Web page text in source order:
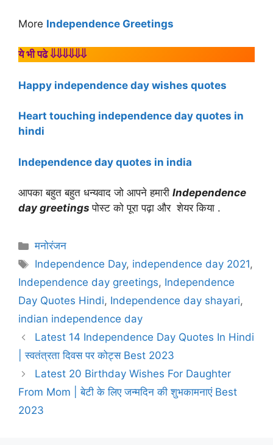
More Independence Greetings
ये भी पढे ⇓⇓⇓⇓⇓⇓
Happy independence day wishes quotes
Heart touching independence day quotes in
hindi
Independence day quotes in india
आपका बहुत बहुत धन्यवाद जो आपने हमारी Independence
day greetingsपोस्ट को पूरा पढ़ा और शेयर किया .
Categories
मनोरंजन
Tags
Independence Day, independence day 2021,
Independence day greetings, Independence
Day Quotes Hindi, Independence day shayari,
indian independence day
Latest 14 Independence Day Quotes In Hindi
| स्वतंत्रता दिवस पर कोट्स Best 2023
Latest 20 Birthday Wishes For Daughter
From Mom | बेटी के लिए जन्मदिन की शुभकामनाएं Best
2023